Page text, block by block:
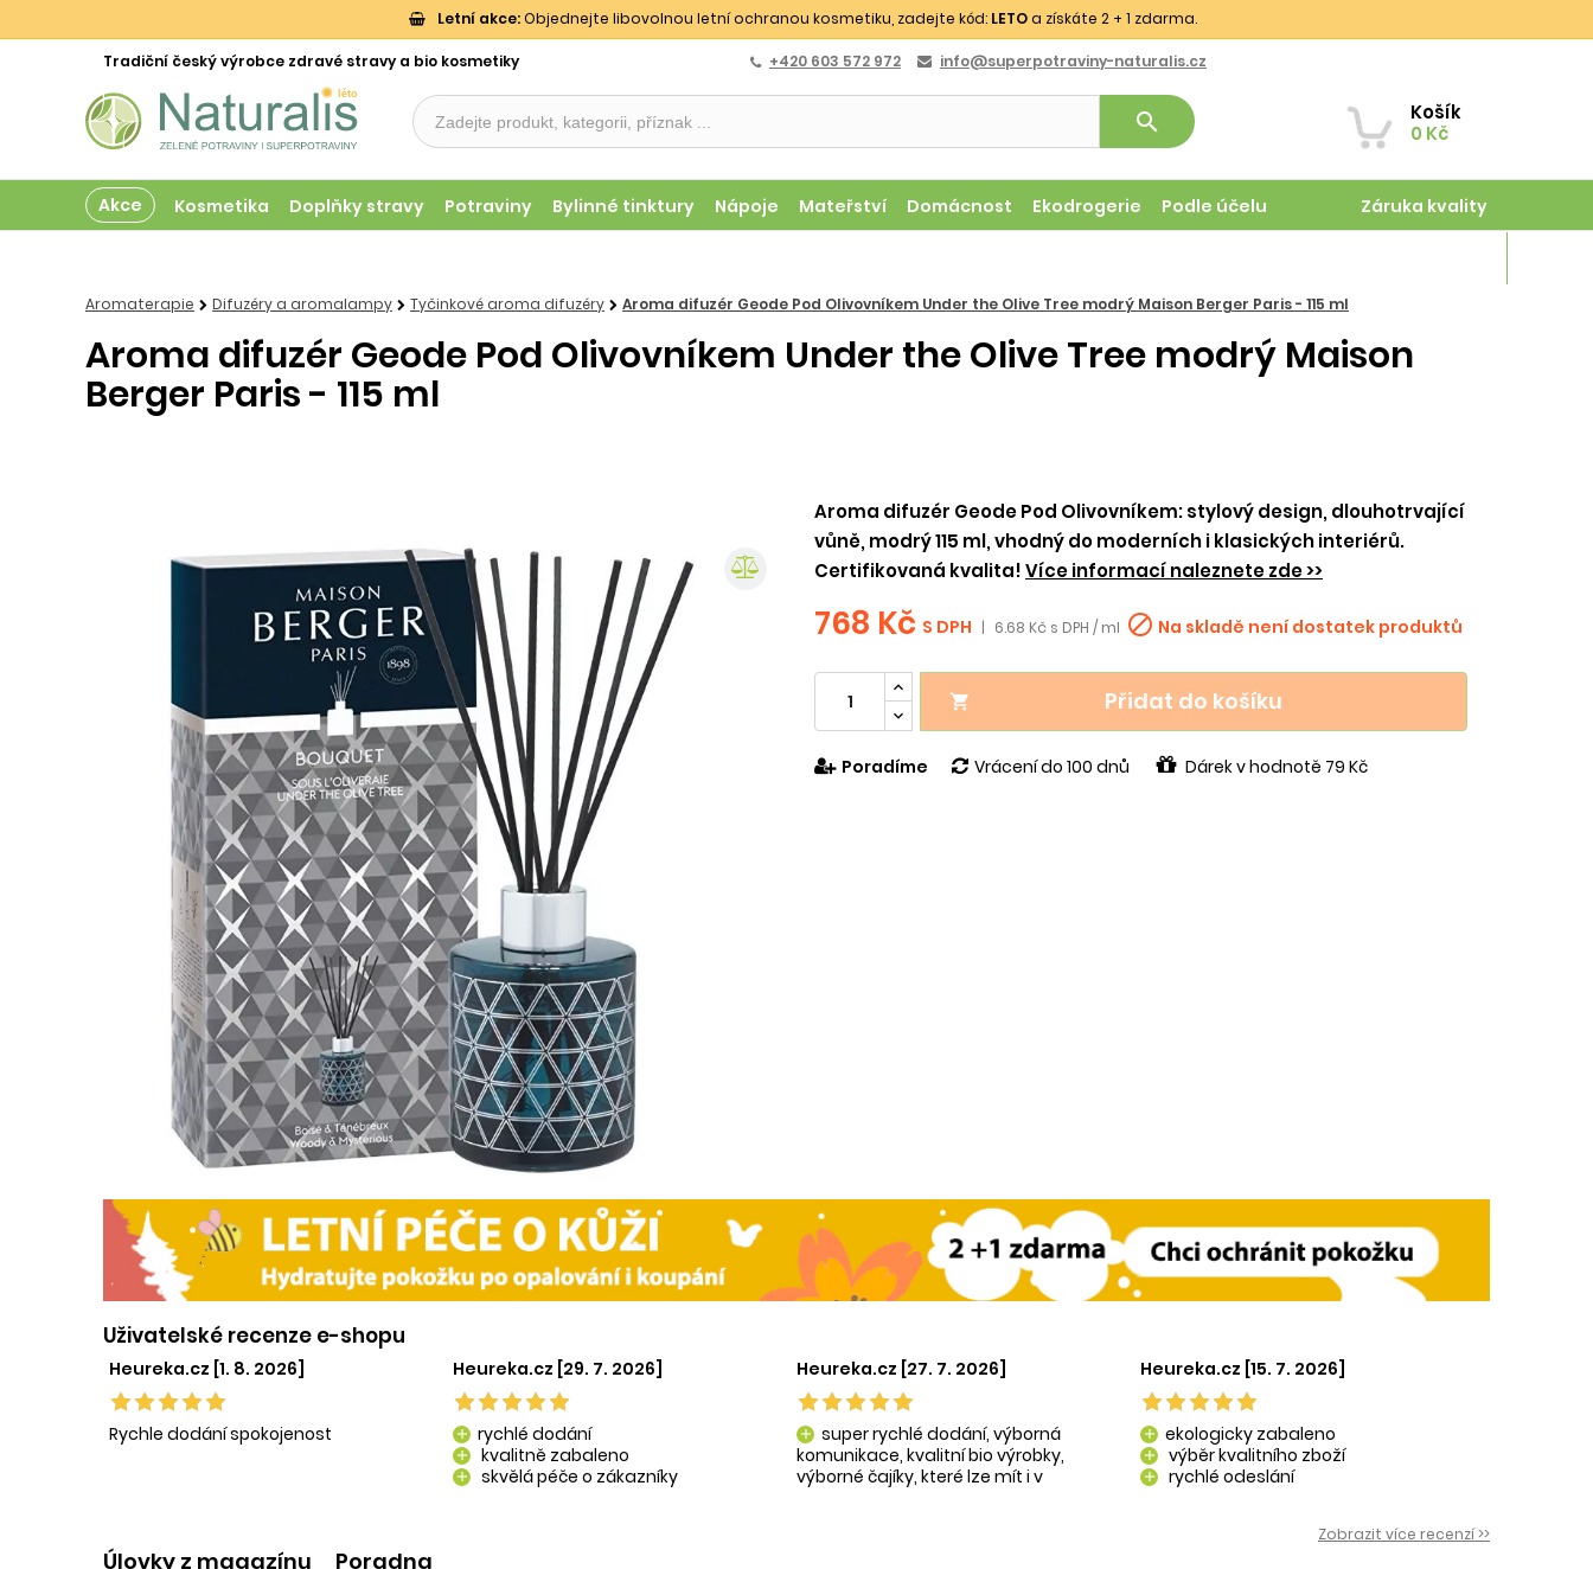
Letní akce:Objednejte libovolnou letní ochranou kosmetiku, zadejte kód: LETOa získáte 2 + 1 zdarma.
Tradiční český výrobce zdravé stravy a bio kosmetiky +420 603 572 972 info@superpotraviny-naturalis.cz
Košík
0 Kč
search
Akce Kosmetika Doplňky stravy Potraviny Bylinné tinktury Nápoje Mateřství Domácnost Ekodrogerie Podle účelu Záruka kvality
Aromaterapie Difuzéry a aromalampy Tyčinkové aroma difuzéry Aroma difuzér Geode Pod Olivovníkem Under the Olive Tree modrý Maison Berger Paris - 115 ml
Aroma difuzér Geode Pod Olivovníkem Under the Olive Tree modrý Maison
Berger Paris - 115 ml
Aroma difuzér Geode Pod Olivovníkem: stylový design, dlouhotrvající
vůně, modrý 115 ml, vhodný do moderních i klasických interiérů.
Certifikovaná kvalita!Více informací naleznete zde >>
768 Kč S DPH | 6.68 Kč s DPH / ml  Na skladě není dostatek produktů
 Přidat do košíku
Poradíme Vrácení do 100 dnů Dárek v hodnotě 79 Kč
Uživatelské recenze e-shopu
Heureka.cz [1. 8. 2026]
Rychle dodání spokojenost
Heureka.cz [29. 7. 2026]
add rychlé dodání
add kvalitně zabaleno
add skvělá péče o zákazníky
Heureka.cz [27. 7. 2026]
add super rychlé dodání, výborná
komunikace, kvalitní bio výrobky,
výborné čajíky, které lze mít i v
Heureka.cz [15. 7. 2026]
add ekologicky zabaleno
add výběr kvalitního zboží
add rychlé odeslání
Zobrazit více recenzí >>
Úlovky z magazínu Poradna